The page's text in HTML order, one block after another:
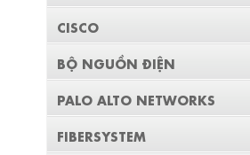
CISCO
BỘ NGUỒN ĐIỆN
PALO ALTO NETWORKS
FIBERSYSTEM